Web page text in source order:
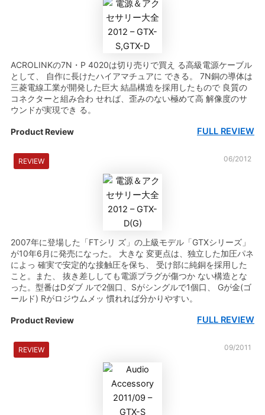
ACROLINKの7N・P 4020は切り売りで買え る高級電源ケーブル
として、 自作に長けたハイアマチュアに できる。 7N銅の導体は
三菱電線工業が開発した巨大 結晶構造を採用したもので 良質の
コネクターと組み合わ せれば、歪みのない極めて高 解像度のサ
ウンドが実現でき る。
Product Review FULL REVIEW
REVIEW 06/2012
2007年に登場した「FTシリ ズ」の上級モデル「GTXシリーズ」
が10年6月に発売になった。 大きな 変更点は、独立した加圧パネ
によっ 確実で安定的な接触圧を保ち、 受け部に純銅を採用した
こと。また、 抜き差ししても電源プラグが傷つか ない構造とな
った。型番はDダブ ルで2個口、Sがシングルで1個口、 Gが金(ゴ
ールド) Rがロジウムメッ 慣れれば分かりやすい。
Product Review FULL REVIEW
REVIEW 09/2011